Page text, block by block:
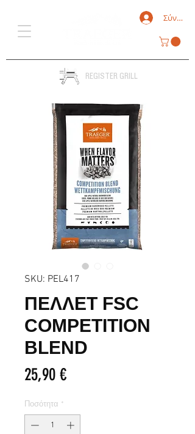
Σύνδεση
REGISTER GRILL
SKU: PEL417
ΠΕΛΛΕΤ FSC
COMPETITION
BLEND
25,90 €Τιμή
Ποσότητα *